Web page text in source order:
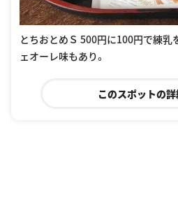
とちおとめＳ 500円に100円で練乳
ェオーレ味もあり。
このスポットの